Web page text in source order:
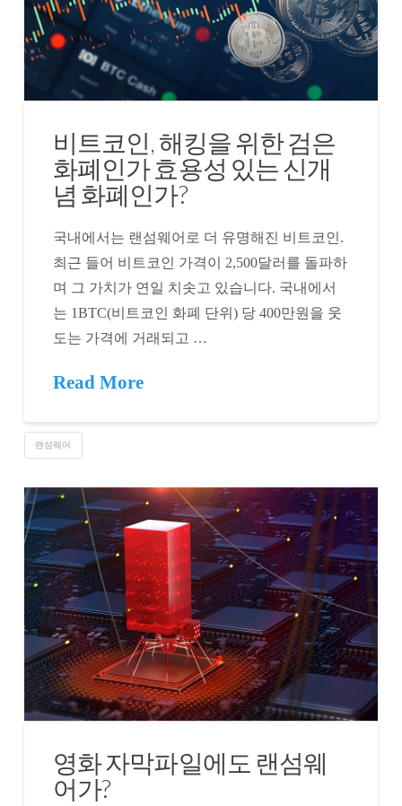
비트코인, 해킹을 위한 검은
화폐인가 효용성 있는 신개
념 화폐인가?
국내에서는 랜섬웨어로 더 유명해진 비트코인.
최근 들어 비트코인 가격이 2,500달러를 돌파하
며 그 가치가 연일 치솟고 있습니다. 국내에서
는 1BTC(비트코인 화폐 단위) 당 400만원을 웃
도는 가격에 거래되고 …
Read More
랜섬웨어
영화 자막파일에도 랜섬웨
어가?